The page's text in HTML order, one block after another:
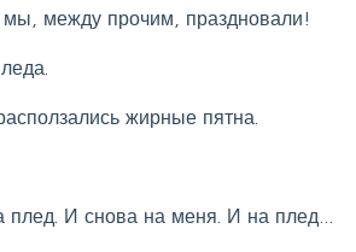
между прочим, праздновали!
жирные пятна.
плед. И снова на меня. И на плед…